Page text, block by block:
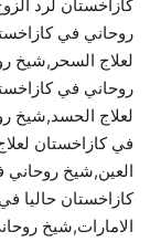
كازاخستان لرد
روحاني في
لعلاج السحر,شيخ
روحاني في
لعلاج الحسد,شيخ
في كازاخستان
العين,شيخ روحاني
كازاخستان حاليا
الامارات,شيخ